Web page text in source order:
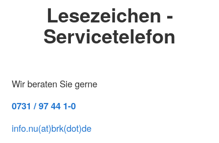
Lesezeichen -
Servicetelefon
Wir beraten Sie gerne
0731 / 97 44 1-0
info.nu(at)brk(dot)de